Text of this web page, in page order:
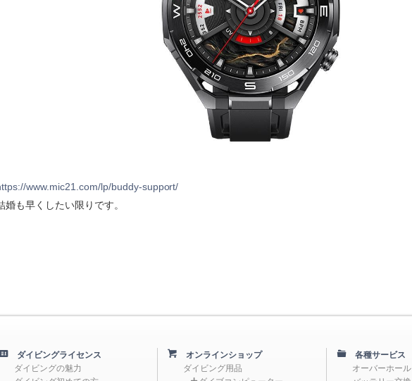
www.mic21.com/lp/buddy-support/
婚も早くしたい限りです。
ダイビングライセンス
ダイビングの魅力
オンラインショップ
ダイビング用品
各種サービス
オーバーホール